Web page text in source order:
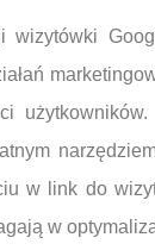
wizytówki
w link do
w